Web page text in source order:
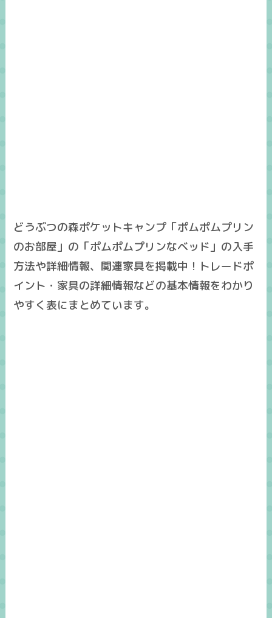
どうぶつの森ポケットキャンプ「ポムポムプリン
のお部屋」の「ポムポムプリンなベッド」の入手
方法や詳細情報、関連家具を掲載中！トレードポ
イント・家具の詳細情報などの基本情報をわかり
やすく表にまとめています。